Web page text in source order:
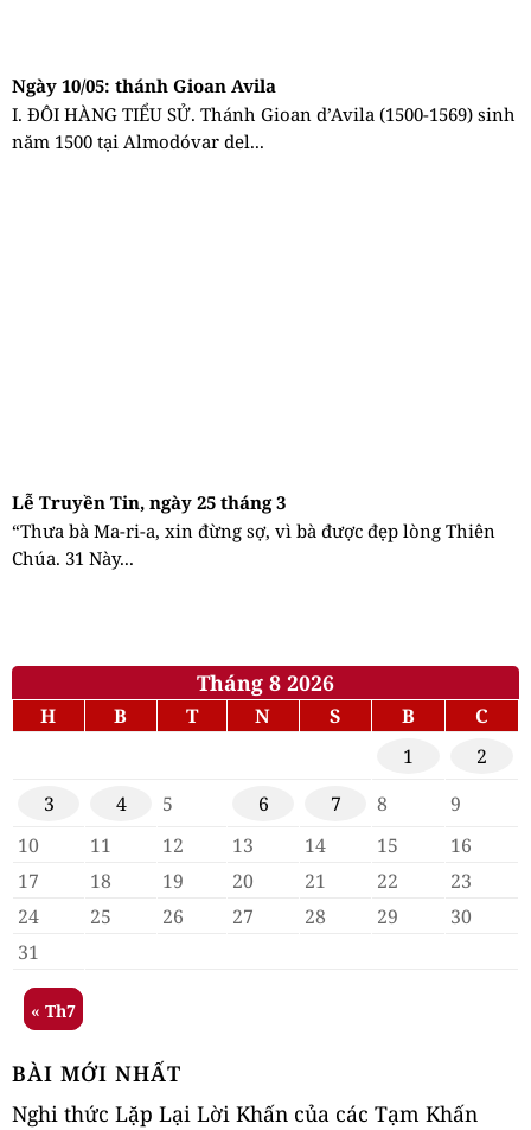
Ngày 10/05: thánh Gioan Avila
I. ĐÔI HÀNG TIỂU SỬ. Thánh Gioan d’Avila (1500-1569) sinh
năm 1500 tại Almodóvar del...
Lễ Truyền Tin, ngày 25 tháng 3
“Thưa bà Ma-ri-a, xin đừng sợ, vì bà được đẹp lòng Thiên
Chúa. 31 Này...
Tháng 8 2026
H B T N S B
C
1
2
3
4 5 6 7 8
9
10
11 12 13 14 15
16
17
18 19 20 21 22
23
24
25 26 27 28 29
30
31
« Th7
BÀI MỚI NHẤT
Nghi thức Lặp Lại Lời Khấn của các Tạm Khấn